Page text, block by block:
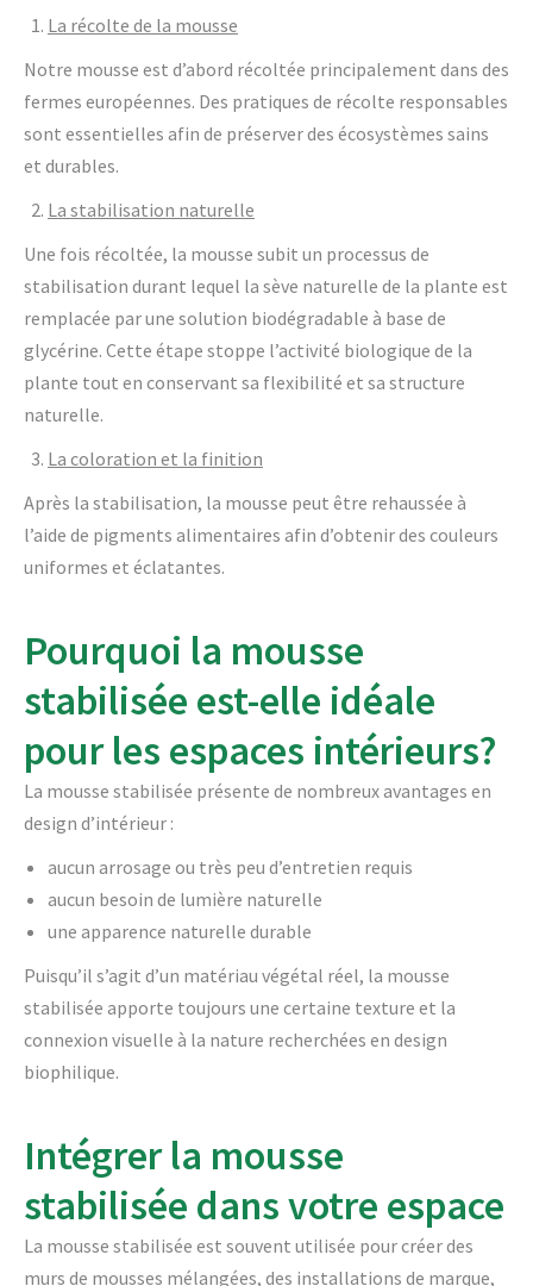
La récolte de la mousse
Notre mousse est d’abord récoltée principalement dans des
fermes européennes. Des pratiques de récolte responsables
sont essentielles afin de préserver des écosystèmes sains
et durables.
La stabilisation naturelle
Une fois récoltée, la mousse subit un processus de
stabilisation durant lequel la sève naturelle de la plante est
remplacée par une solution biodégradable à base de
glycérine. Cette étape stoppe l’activité biologique de la
plante tout en conservant sa flexibilité et sa structure
naturelle.
La coloration et la finition
Après la stabilisation, la mousse peut être rehaussée à
l’aide de pigments alimentaires afin d’obtenir des couleurs
uniformes et éclatantes.
Pourquoi la mousse
stabilisée est-elle idéale
pour les espaces intérieurs?
La mousse stabilisée présente de nombreux avantages en
design d’intérieur :
aucun arrosage ou très peu d’entretien requis
aucun besoin de lumière naturelle
une apparence naturelle durable
Puisqu’il s’agit d’un matériau végétal réel, la mousse
stabilisée apporte toujours une certaine texture et la
connexion visuelle à la nature recherchées en design
biophilique.
Intégrer la mousse
stabilisée dans votre espace
La mousse stabilisée est souvent utilisée pour créer des
murs de mousses mélangées, des installations de marque,